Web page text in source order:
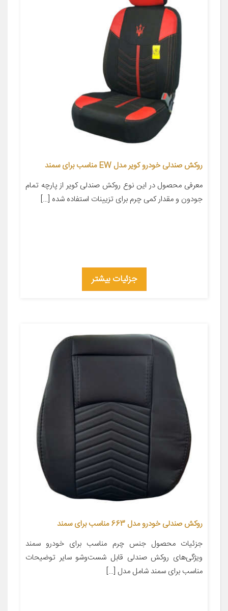
روکش صندلی خودرو کویر مدل EW مناسب برای سمند
معرفی محصول در این نوع روکش صندلی کویر از پارچه تمام
جودون و مقدار کمی چرم برای تزیینات استفاده شده […]
جزئیات بیشتر
روکش صندلی خودرو مدل 663 مناسب برای سمند
جزئیات محصول جنس چرم مناسب برای خودرو سمند
ویژگی‌های روکش صندلی قابل شست‌وشو سایر توضیحات
مناسب برای سمند شامل مدل […]